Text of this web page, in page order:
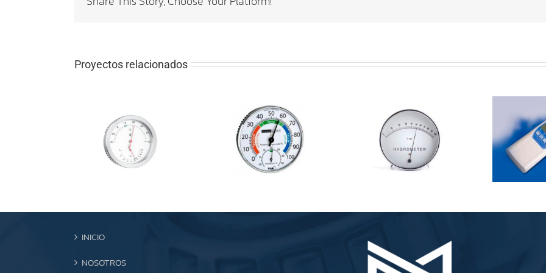
Proyectos relacionados
INICIO
NOSOTROS